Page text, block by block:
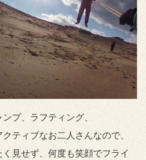
プ、ラフティング、
ティブなお二人さんなので、
見せず、何度も笑顔でフライ